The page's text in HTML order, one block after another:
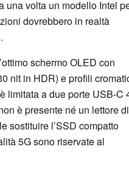
una volta un modello Intel
dovrebbero in realtà
schermo OLED con
nit in HDR) e profili
limitata a due porte USB-C
è presente né un lettore di
sostituire l’SSD compatto
5G sono riservate al